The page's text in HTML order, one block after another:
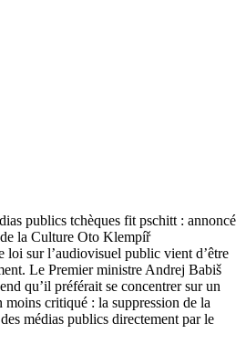
publics tchèques fit pschitt : annoncé
la Culture Oto Klempíř
sur l’audiovisuel public vient d’être
Le Premier ministre Andrej Babiš
qu’il préférait se concentrer sur un
critiqué : la suppression de la
médias publics directement par le